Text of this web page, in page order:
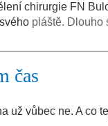
chirurgie FN
pláště. Dlouho
čas
už vůbec ne. A co